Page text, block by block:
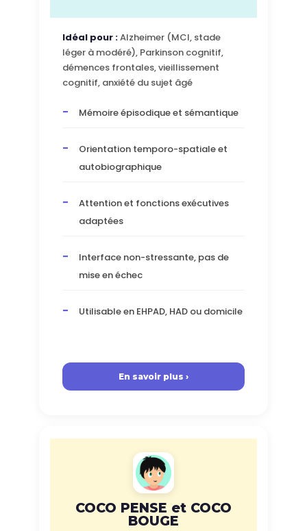
Idéal pour :Alzheimer (MCI, stade
léger à modéré), Parkinson cognitif,
démences frontales, vieillissement
cognitif, anxiété du sujet âgé
Mémoire épisodique et sémantique
Orientation temporo-spatiale et
autobiographique
Attention et fonctions exécutives
adaptées
Interface non-stressante, pas de
mise en échec
Utilisable en EHPAD, HAD ou domicile
En savoir plus ›
COCO PENSE et COCO
BOUGE